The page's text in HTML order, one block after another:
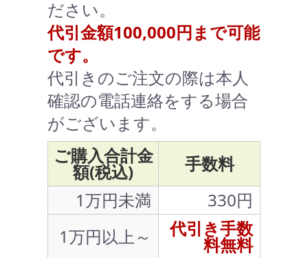
ださい。
代引金額100,000円まで可能
です。
代引きのご注文の際は本人
確認の電話連絡をする場合
がございます。
ご購入合計金
額(税込)
手数料
1万円未満
330円
1万円以上～
代引き手数
料無料